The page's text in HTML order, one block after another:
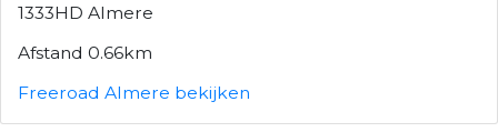
1333HD Almere
Afstand 0.66km
Freeroad Almere bekijken